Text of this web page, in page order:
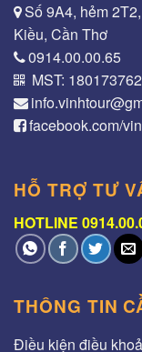
Số 9A4, hẻm
Kiều, Cần Thơ
0914.00.00.65
MST:
facebook.com/
HỖ TRỢ TƯ
HOTLINE
THÔNG TIN
Điều kiện điều